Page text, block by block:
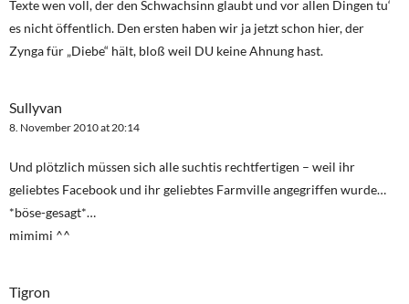
Texte wen voll, der den Schwachsinn glaubt und vor allen Dingen tu‘
es nicht öffentlich. Den ersten haben wir ja jetzt schon hier, der
Zynga für „Diebe“ hält, bloß weil DU keine Ahnung hast.
Sullyvan
8. November 2010 at 20:14
Und plötzlich müssen sich alle suchtis rechtfertigen – weil ihr
geliebtes Facebook und ihr geliebtes Farmville angegriffen wurde…
*böse-gesagt*…
mimimi ^^
Tigron